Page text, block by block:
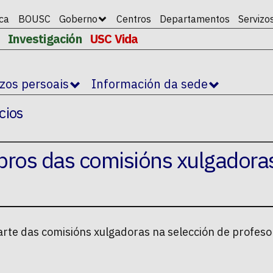
BOUSC Goberno Centros Departamentos
Investigación USC Vida
persoais Información da sede
das comisións
das comisións xulgadoras na selección de